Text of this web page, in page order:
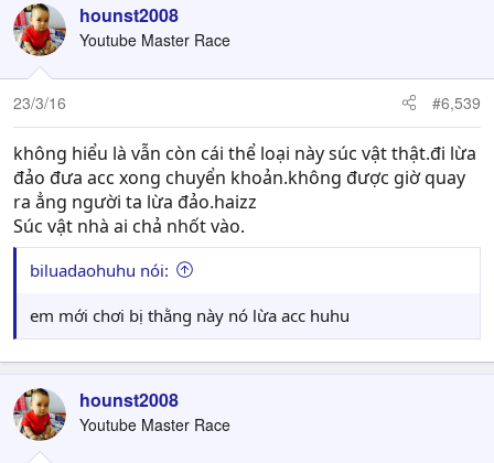
hounst2008
Youtube Master Race
23/3/16 #6,539
không hiểu là vẫn còn cái thể loại này súc vật thật.đi lừa
đảo đưa acc xong chuyển khoản.không được giờ quay
ra ẳng người ta lừa đảo.haizz
Súc vật nhà ai chả nhốt vào.
biluadaohuhu nói:
em mới chơi bị thằng này nó lừa acc huhu
hounst2008
Youtube Master Race